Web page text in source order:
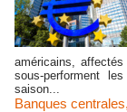
américains,
sous-performent
saison...
Banques centrales,